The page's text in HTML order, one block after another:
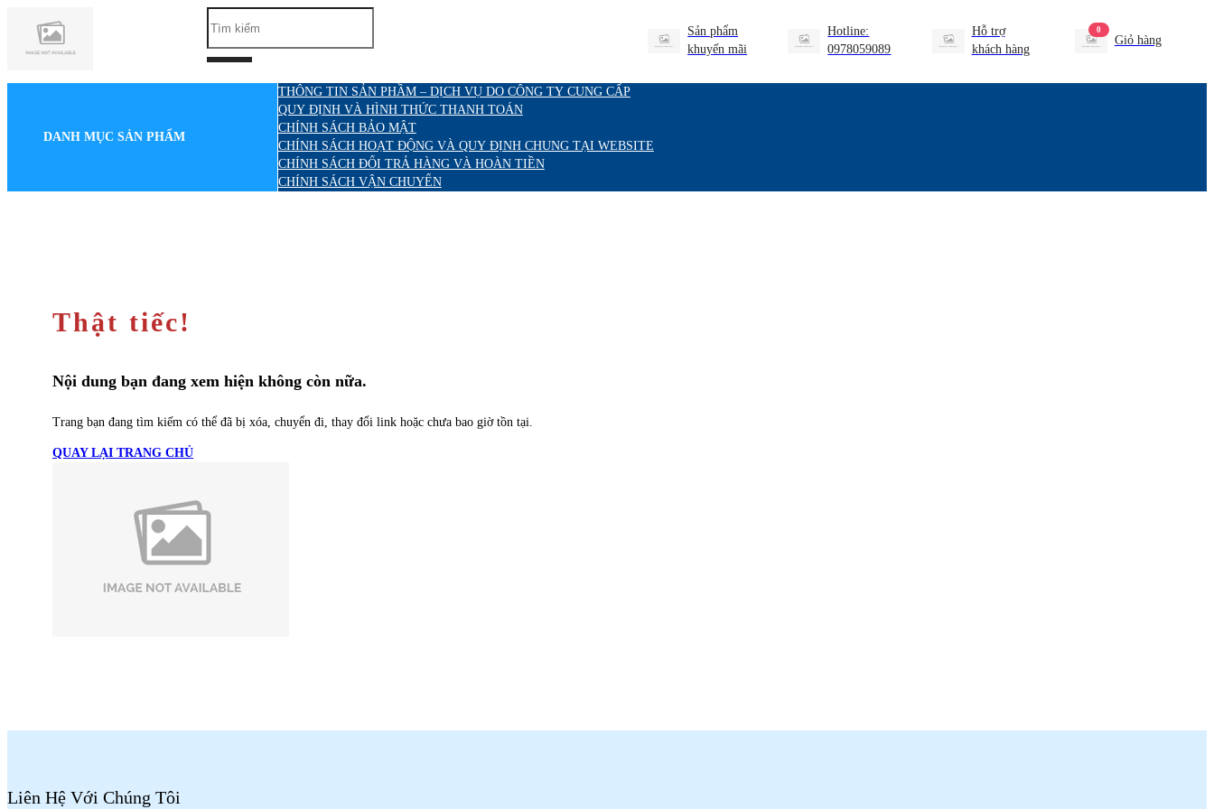
Sản phẩm
khuyến mãi
Hotline:
0978059089
Hỗ trợ
khách hàng
0
Giỏ hàng
DANH MỤC SẢN PHẨM
THÔNG TIN SẢN PHẦM – DỊCH VỤ DO CÔNG TY CUNG CẤP
QUY ĐỊNH VÀ HÌNH THỨC THANH TOÁN
CHÍNH SÁCH BẢO MẬT
CHÍNH SÁCH HOẠT ĐỘNG VÀ QUY ĐỊNH CHUNG TẠI WEBSITE
CHÍNH SÁCH ĐỔI TRẢ HÀNG VÀ HOÀN TIỀN
CHÍNH SÁCH VẬN CHUYỂN
Thật tiếc!
Nội dung bạn đang xem hiện không còn nữa.
Trang bạn đang tìm kiếm có thể đã bị xóa, chuyển đi, thay đổi link hoặc chưa bao giờ tồn tại.
QUAY LẠI TRANG CHỦ
Liên Hệ Với Chúng Tôi